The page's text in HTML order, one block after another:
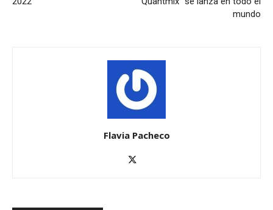
mundo
Flavia Pacheco